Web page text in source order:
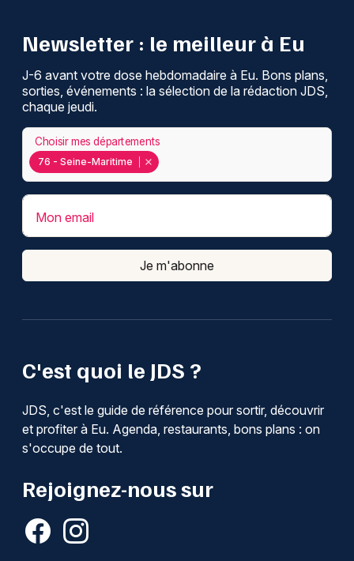
C'est quoi le JDS ?
JDS, c'est le guide de référence pour sortir, découvrir
et profiter à Eu. Agenda, restaurants, bons plans : on
s'occupe de tout.
Rejoignez-nous sur
Newsletter : le meilleur à Eu
J-6 avant votre dose hebdomadaire à Eu. Bons plans,
sorties, événements : la sélection de la rédaction JDS,
chaque jeudi.
76 - Seine-Maritime
Choisir mes départements
Mon email
Je m'abonne